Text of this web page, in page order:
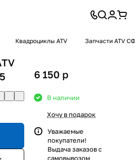
Квадроциклы ATV Запчасти ATV СФ
6 150 p
В наличии
Хочу в подарок
Уважаемые
покупатели!
Выдача заказов с
самовывозом